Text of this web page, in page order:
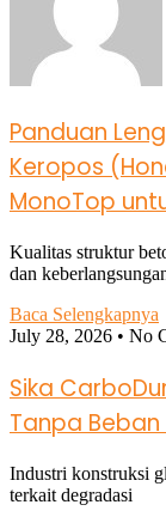
Panduan
Keropos
MonoTop
Kualitas struktur
dan
Baca Selengkapnya
July 28, 2026
No
Sika
Tanpa
Industri konstruksi
terkait degradasi